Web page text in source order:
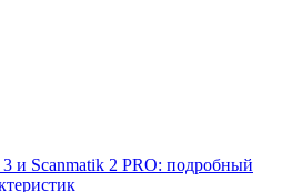
и Scanmatik 2 PRO: подробный